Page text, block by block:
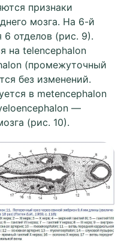
признаки
мозга. На 6-й
6 отделов (рис. 9).
на telencephalon
(промежуточный
без изменений.
в metencephalon
—
(рис. 10).